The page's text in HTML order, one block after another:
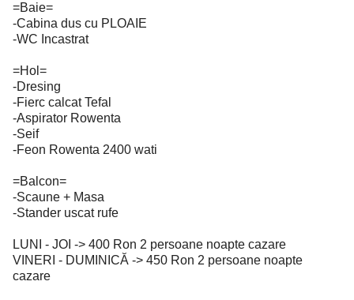
=Baie=
-Cabina dus cu PLOAIE
-WC Incastrat
=Hol=
-Dresing
-Fierc calcat Tefal
-Aspirator Rowenta
-Seif
-Feon Rowenta 2400 wati
=Balcon=
-Scaune + Masa
-Stander uscat rufe
LUNI - JOI -> 400 Ron 2 persoane noapte cazare
VINERI - DUMINICĂ -> 450 Ron 2 persoane noapte
cazare